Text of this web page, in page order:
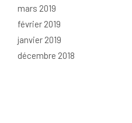
mars 2019
février 2019
janvier 2019
décembre 2018